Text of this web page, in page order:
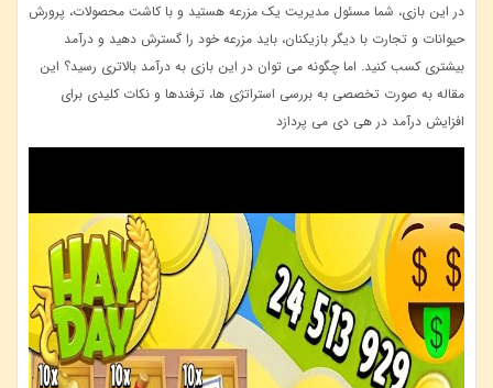
در این بازی، شما مسئول مدیریت یک مزرعه هستید و با کاشت محصولات، پرورش
حیوانات و تجارت با دیگر بازیکنان، باید مزرعه خود را گسترش دهید و درآمد
بیشتری کسب کنید. اما چگونه می ‌توان در این بازی به درآمد بالاتری رسید؟ این
مقاله به صورت تخصصی به بررسی استراتژی‌ ها، ترفندها و نکات کلیدی برای
افزایش درآمد در هی دی می ‌پردازد